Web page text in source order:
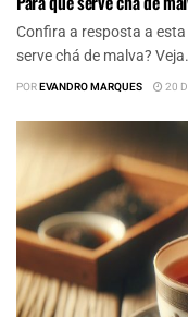
Confira a resposta a
serve chá de malva?
POREVANDRO MARQUES 20